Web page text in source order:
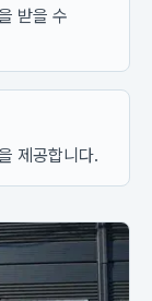
받을 수
제공합니다.